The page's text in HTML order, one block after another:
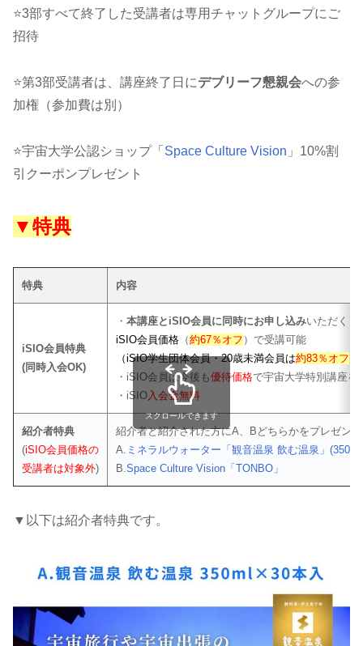
⭐3部すべて終了した受講者は専用チャットグループにご
招待
⭐第3部受講者は、講座終了日にデブリーフ懇親会への参
加権（参加費は別）
⭐宇宙大学公認ショップ「 Space Culture Vision 」10%割
引クーポンプレゼント
▼特典
特典 内容
iSIO会員特典
(同時入会OK)
・ 本講座とiSIO会員に同時にお申し込みいただくと
iSIO会員価格 （約67％オフ ）で受講可能
（iSIO学生団体会員・20歳未満会員は約83％オフ
・iSIO会員は今後も優待価格で宇宙大学特別講座を
・iSIO 入会金無料
紹介者特典
(iSIO会員価格の
受講者は対象外)
紹介者と紹介された方にA、Bどちらかをプレゼント
A. ミネラルウォーター「観音温泉 飲む温泉」
B. Space Culture Vision「TONBO」
スクロールできます
▼以下は紹介者特典です。